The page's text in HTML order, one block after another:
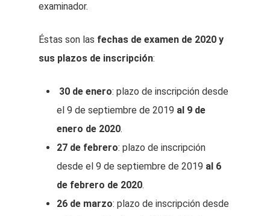
examinador.
Éstas son las fechas de examen de 2020 y
sus plazos de inscripción:
30 de enero: plazo de inscripción desde
el 9 de septiembre de 2019 al 9 de
enero de 2020.
27 de febrero: plazo de inscripción
desde el 9 de septiembre de 2019 al 6
de febrero de 2020.
26 de marzo: plazo de inscripción desde